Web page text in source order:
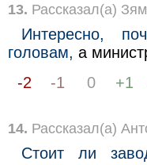
13. Рассказал(а)
Интересно,
головам, а
-2
-1 0 +1
14. Рассказал(а)
Стоит ли